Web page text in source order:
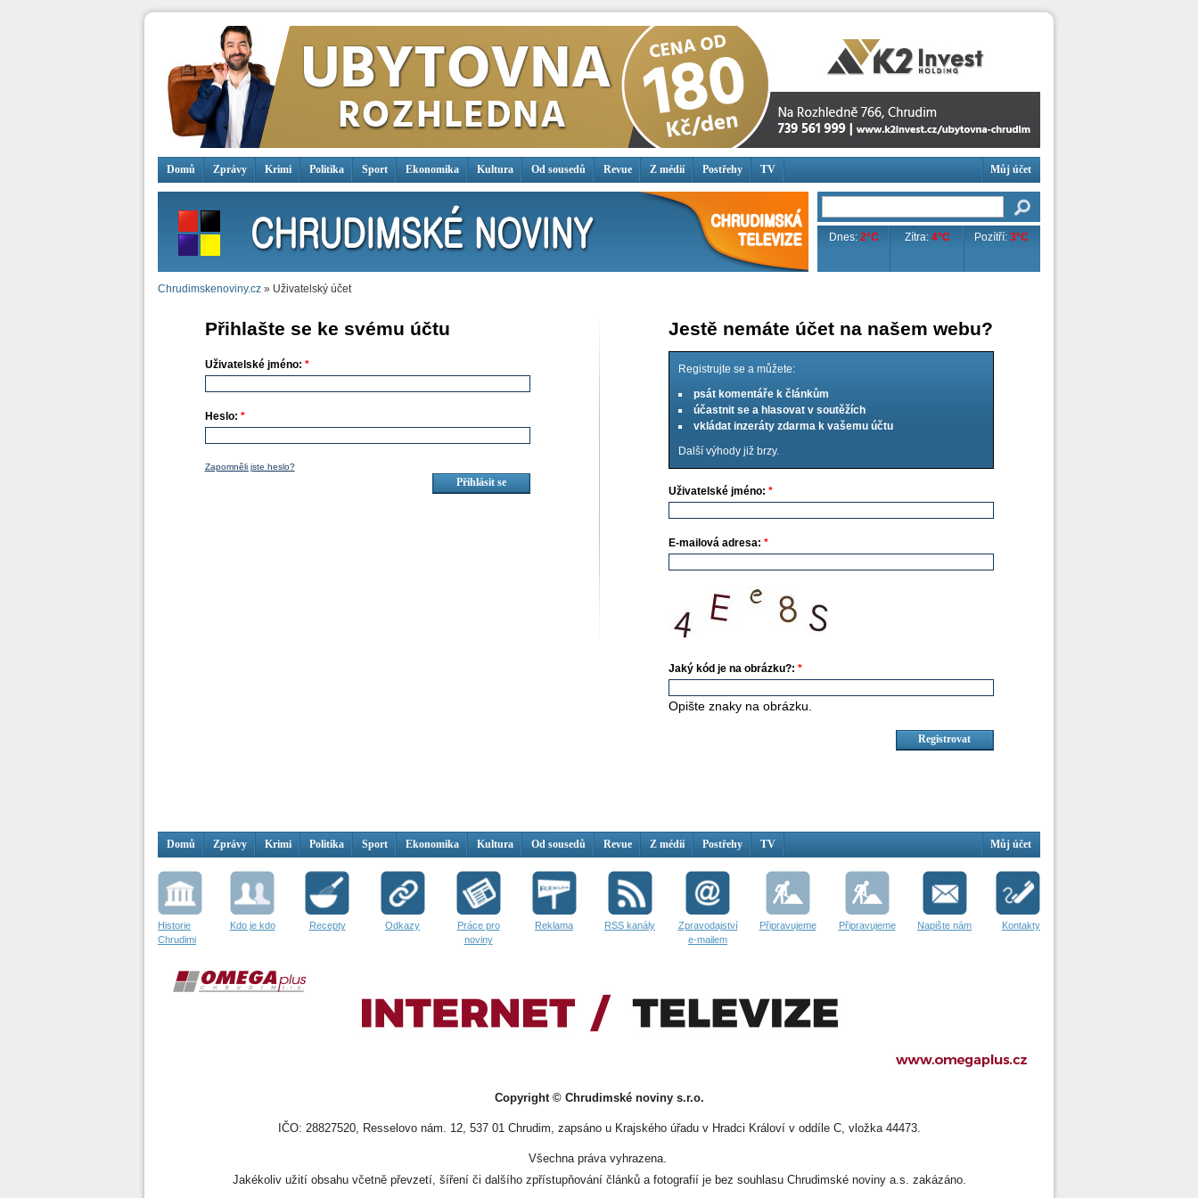
Domů Zprávy Krimi Politika Sport Ekonomika Kultura Od sousedů Revue Z médií Postřehy TV Můj účet
Dnes:2°C Zítra:4°C Pozítří: 3°C
Chrudimskenoviny.cz » Uživatelský účet
Přihlašte se ke svému účtu
Uživatelské jméno: *
Heslo: *
Zapomněli jste heslo?
Jestě nemáte účet na našem webu?
Registrujte se a můžete:
psát komentáře k článkům
účastnit se a hlasovat v soutěžích
vkládat inzeráty zdarma k vašemu účtu
Další výhody již brzy.
Uživatelské jméno: *
E-mailová adresa: *
Jaký kód je na obrázku?: *
Opište znaky na obrázku.
Domů Zprávy Krimi Politika Sport Ekonomika Kultura Od sousedů Revue Z médií Postřehy TV Můj účet
Historie
Chrudimi
Kdo je kdo Recepty Odkazy
Práce pro
noviny
Reklama RSS kanály
Zpravodajství
e-mailem
Připravujeme Připravujeme Napište nám Kontakty
Copyright © Chrudimské noviny s.r.o.
IČO: 28827520, Resselovo nám. 12, 537 01 Chrudim, zapsáno u Krajského úřadu v Hradci Královí v oddíle C, vložka 44473.
Všechna práva vyhrazena.
Jakékoliv užití obsahu včetně převzetí, šíření či dalšího zpřístupňování článků a fotografií je bez souhlasu Chrudimské noviny a.s. zakázáno.